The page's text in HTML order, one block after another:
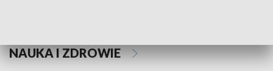
NAUKA I ZDROWIE